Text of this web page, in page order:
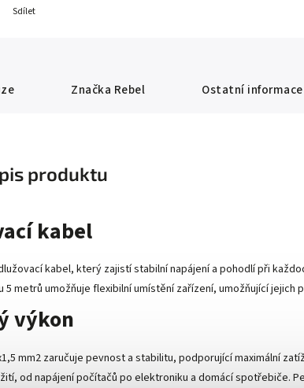
Sdílet
Značka Rebel Ostatní informace
produktu
kabel
kabel, který zajistí stabilní napájení a pohodlí při
5 metrů umožňuje flexibilní umístění zařízení, umožňující
výkon
mm2 zaručuje pevnost a stabilitu, podporující maximální
od napájení počítačů po elektroniku a domácí spotřebiče.